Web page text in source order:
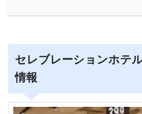
セレブレーションホテ
情報